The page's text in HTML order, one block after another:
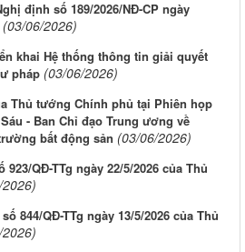
định số 189/2026/NĐ-CP ngày
(03/06/2026)
khai Hệ thống thông tin giải quyết
pháp (03/06/2026)
Thủ tướng Chính phủ tại Phiên họp
- Ban Chỉ đạo Trung ương về
bất động sản (03/06/2026)
QĐ-TTg ngày 22/5/2026 của Thủ
844/QĐ-TTg ngày 13/5/2026 của Thủ